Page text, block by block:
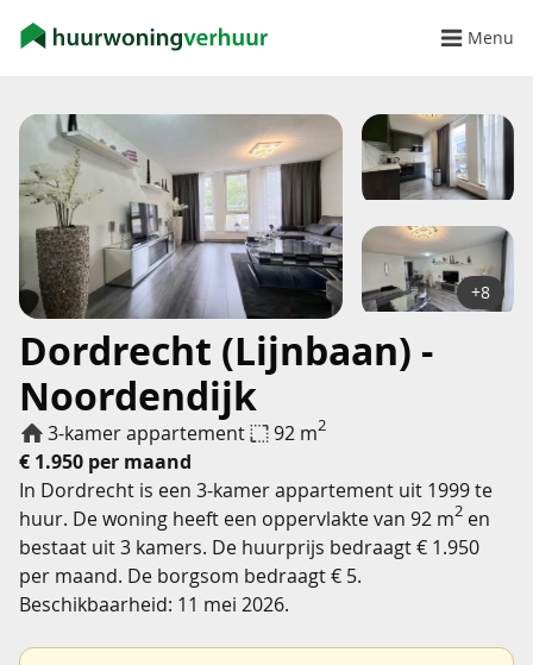
Menu
Dordrecht (Lijnbaan) -
Noordendijk
3-kamer appartement 92 m2
€ 1.950 per maand
+8
In Dordrecht is een 3-kamer appartement uit 1999 te
huur. De woning heeft een oppervlakte van 92 m2 en
bestaat uit 3 kamers. De huurprijs bedraagt € 1.950
per maand. De borgsom bedraagt € 5.
Beschikbaarheid: 11 mei 2026.